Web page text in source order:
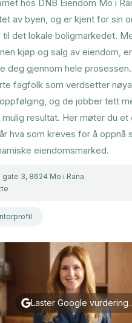
hos DNB Eiendom Mo i
av byen, og er kjent for sin
til det lokale boligmarkedet.
kjøp og salg av eiendom,
deg gjennom hele
fagfolk som verdsetter
og de jobber tett
resultat. Her møter du et
hva som kreves for å oppnå
eiendomsmarked.
gate 3, 8624 Mo i Rana
Laster Google